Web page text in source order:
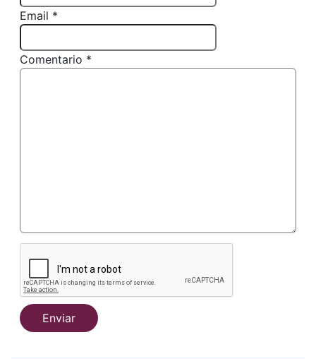
Email *
Comentario *
Enviar